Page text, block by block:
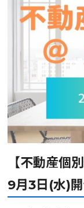
【不動産個
9月3日(水)